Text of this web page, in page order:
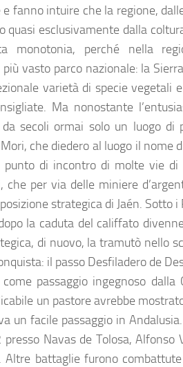
fanno intuire che la regione,
esclusivamente dalla
monotonia, perché nella
vasto parco nazionale: la
varietà di specie vegetali
Ma nonostante
secoli ormai solo un luogo di
che diedero al luogo il nome
di incontro di molte vie
che per via delle miniere
strategica di Jaén. Sotto
la caduta del califfato
di nuovo, la tramutò nello
il passo Desfiladero de
passaggio ingegnoso dalla
un pastore avrebbe
un facile passaggio in
Navas de Tolosa, Alfonso
battaglie furono